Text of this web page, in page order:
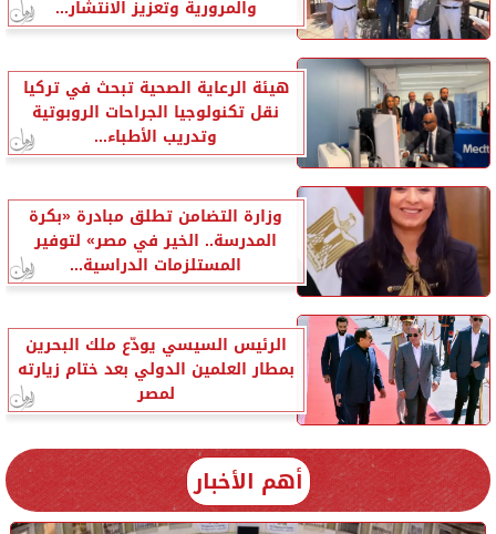
والمرورية وتعزيز الانتشار...
هيئة الرعاية الصحية تبحث في تركيا
نقل تكنولوجيا الجراحات الروبوتية
وتدريب الأطباء...
وزارة التضامن تطلق مبادرة «بكرة
المدرسة.. الخير في مصر» لتوفير
المستلزمات الدراسية...
الرئيس السيسي يودّع ملك البحرين
بمطار العلمين الدولي بعد ختام زيارته
لمصر
أهم الأخبار